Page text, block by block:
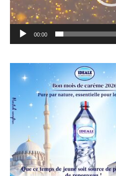
00:00